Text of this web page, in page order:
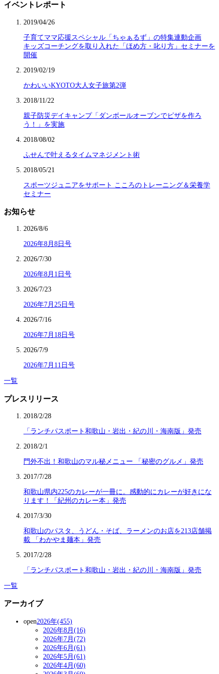
イベントレポート
2019/04/26
子育てママ応援スペシャル「ちゃぁるず」の特集連動企画
キッズコーチングを取り入れた「ほめ方・叱り方」セミナーを
開催
2019/02/19
かわいいKYOTO大人女子旅第2弾
2018/11/22
親子防災デイキャンプ「ダンボールオーブンでピザを作ろ
う！」を実施
2018/08/02
ふせんで叶えるタイムマネジメント術
2018/05/21
スポーツジュニアをサポート こころのトレーニング＆栄養学
セミナー
お知らせ
2026/8/6
2026年8月8日号
2026/7/30
2026年8月1日号
2026/7/23
2026年7月25日号
2026/7/16
2026年7月18日号
2026/7/9
2026年7月11日号
一覧
プレスリリース
2018/2/28
「ランチパスポート和歌山・岩出・紀の川・海南版」発売
2018/2/1
門外不出！和歌山のマル秘メニュー 「秘密のグルメ」発売
2017/7/28
和歌山県内225のカレーが一冊に。感動的にカレーが好きにな
ります！「紀州のカレー本」発売
2017/3/30
和歌山のパスタ、うどん・そば、ラーメンのお店を213店舗掲
載 「わかやま麺本」発売
2017/2/28
「ランチパスポート和歌山・岩出・紀の川・海南版」発売
一覧
アーカイブ
open2026年(455)
2026年8月(16)
2026年7月(72)
2026年6月(61)
2026年5月(61)
2026年4月(60)